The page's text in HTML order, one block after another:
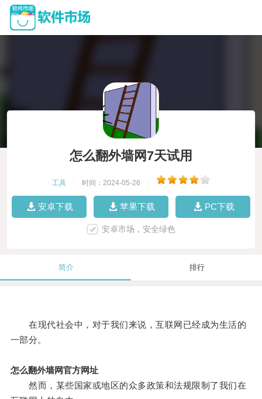
怎么翻外墙网7天试用
工具 时间：2024-05-26
安卓下载 苹果下载 PC下载
安卓市场，安全绿色
简介 排行
在现代社会中，对于我们来说，互联网已经成为生活的
一部分。
怎么翻外墙网官方网址
然而，某些国家或地区的众多政策和法规限制了我们在